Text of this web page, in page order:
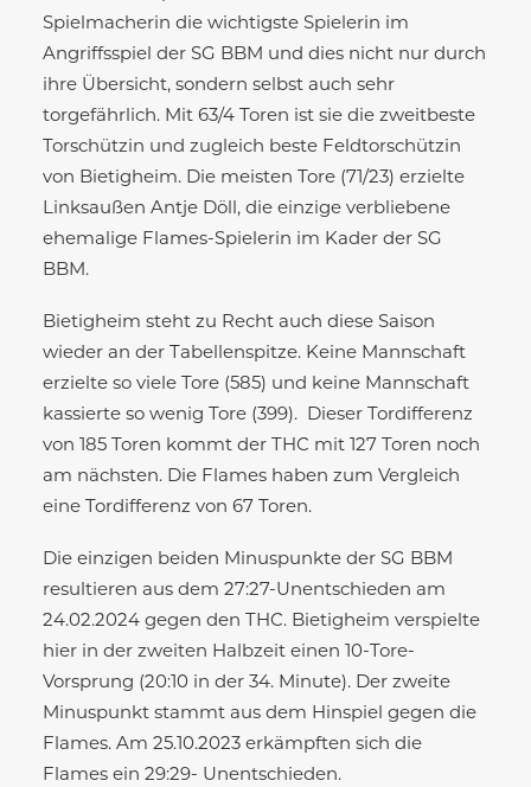
Spielmacherin die wichtigste Spielerin im
Angriffsspiel der SG BBM und dies nicht nur durch
ihre Übersicht, sondern selbst auch sehr
torgefährlich. Mit 63/4 Toren ist sie die zweitbeste
Torschützin und zugleich beste Feldtorschützin
von Bietigheim. Die meisten Tore (71/23) erzielte
Linksaußen Antje Döll, die einzige verbliebene
ehemalige Flames-Spielerin im Kader der SG
BBM.
Bietigheim steht zu Recht auch diese Saison
wieder an der Tabellenspitze. Keine Mannschaft
erzielte so viele Tore (585) und keine Mannschaft
kassierte so wenig Tore (399). Dieser Tordifferenz
von 185 Toren kommt der THC mit 127 Toren noch
am nächsten. Die Flames haben zum Vergleich
eine Tordifferenz von 67 Toren.
Die einzigen beiden Minuspunkte der SG BBM
resultieren aus dem 27:27-Unentschieden am
24.02.2024 gegen den THC. Bietigheim verspielte
hier in der zweiten Halbzeit einen 10-Tore-
Vorsprung (20:10 in der 34. Minute). Der zweite
Minuspunkt stammt aus dem Hinspiel gegen die
Flames. Am 25.10.2023 erkämpften sich die
Flames ein 29:29- Unentschieden.